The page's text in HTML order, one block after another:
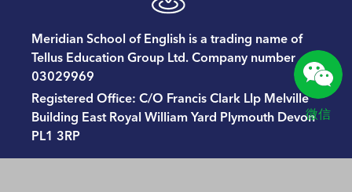
Meridian School of English is a trading name of
Tellus Education Group Ltd. Company number
03029969
Registered Ofﬁce: C/O Francis Clark Llp Melville
Building East Royal William Yard Plymouth Devon
PL1 3RP
微信